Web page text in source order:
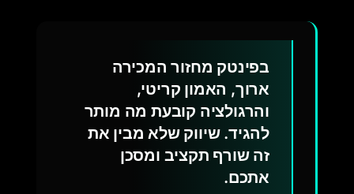
בפינטק מחזור המכירה
ארוך, האמון קריטי,
והרגולציה קובעת מה מותר
להגיד. שיווק שלא מבין את
זה שורף תקציב ומסכן
אתכם.